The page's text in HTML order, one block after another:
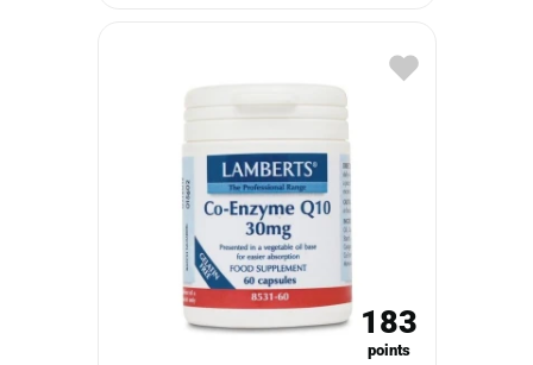
183
points